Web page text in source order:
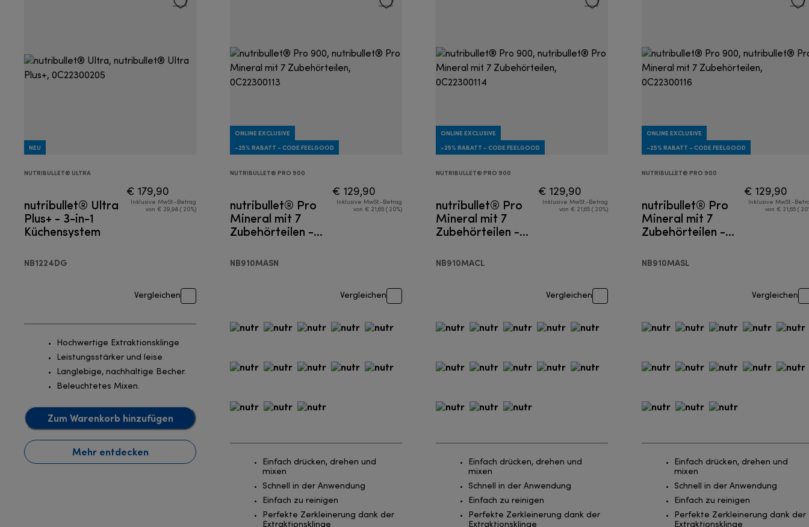
NEU
NUTRIBULLET® ULTRA
nutribullet® Ultra
Plus+ - 3-in-1
Küchensystem
NB1224DG
€ 179,90
Inklusive MwSt.-Betrag
von € 29,98 ( 20%)
Vergleichen
Hochwertige Extraktionsklinge
Leistungsstärker und leise
Langlebige, nachhaltige Becher.
Beleuchtetes Mixen.
Zum Warenkorb hinzufügen
Mehr entdecken
ONLINE EXCLUSIVE
-25% RABATT - CODE FEELGOOD
NUTRIBULLET® PRO 900
nutribullet® Pro
Mineral mit 7
Zubehörteilen -
NB910MASN
€ 129,90
Inklusive MwSt.-Betrag
von € 21,65 ( 20%)
Vergleichen
Einfach drücken, drehen und
mixen
Schnell in der Anwendung
Einfach zu reinigen
Perfekte Zerkleinerung dank der
Extraktionsklinge
ONLINE EXCLUSIVE
-25% RABATT - CODE FEELGOOD
NUTRIBULLET® PRO 900
nutribullet® Pro
Mineral mit 7
Zubehörteilen -
NB910MACL
€ 129,90
Inklusive MwSt.-Betrag
von € 21,65 ( 20%)
Vergleichen
Einfach drücken, drehen und
mixen
Schnell in der Anwendung
Einfach zu reinigen
Perfekte Zerkleinerung dank der
Extraktionsklinge
ONLINE EXCLUSIVE
-25% RABATT - CODE FEELGOOD
NUTRIBULLET® PRO 900
nutribullet® Pro
Mineral mit 7
Zubehörteilen -
NB910MASL
€ 129,90
Inklusive MwSt.-
von € 21,65 (
Vergleichen
Einfach drücken, drehen und
mixen
Schnell in der Anwendung
Einfach zu reinigen
Perfekte Zerkleinerung dank der
Extraktionsklinge